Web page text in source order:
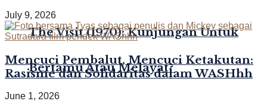
The Visit (1970): Kunjungan Untuk
Bertamu Atau Melayat?
July 9, 2026
Mencuci Pembalut, Mencuci Ketakutan:
Rasisme dan Solidaritas dalam WASHhh
June 1, 2026